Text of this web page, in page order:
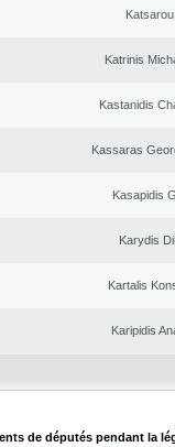
Katrinis
Kastanidis
Kassaras
Kasapidis
Karydis
Kartalis
Karipidis
de députés pendant la